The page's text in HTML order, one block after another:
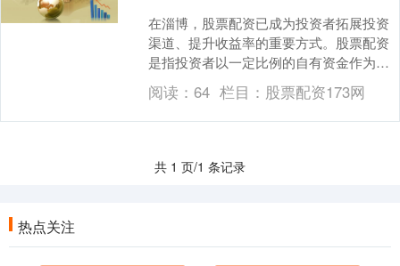
在淄博，股票配资已成为投资者拓展投资
渠道、提升收益率的重要方式。股票配资
是指投资者以一定比例的自有资金作为保
证金，向配资公司借入资金进行股票投
资。 首先，投资者....
阅读：64 栏目： 股票配资173网
共 1 页/1 条记录
热点关注